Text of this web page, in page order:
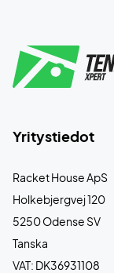
Yritystiedot
Racket House ApS
Holkebjergvej 120
5250 Odense SV
Tanska
VAT: DK36931108